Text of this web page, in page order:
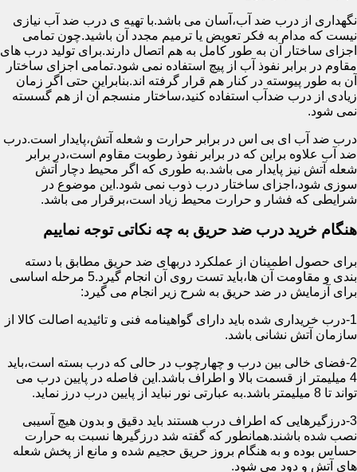
نگهداری از درب ضد آب،آسان می باشد.با تهیه ی درب ضد آب نیازی
نیست که مدام به فکر تعویض یا ترمیم مجدد آن باشید.چون تمامی
اجزای ساختار آن به طور کامل به هم اتصال دارند.برای تولید درب های
مقاوم در برابر نفوذ آب از پیچ استفاده نمی شود.تمامی اجزای ساختار
آن به طور پیوسته در کنار هم قرار گرفته اند.بنابراین حتی اگر زمان
زیادی از درب ضدآب استفاده کنید،ساختار منسجم آن از هم گسسته
نمی شود.
درب ضد آب ای بی اس در برابر حرارت و شعله آتش،پایدار است.درب
ضد آب علاوه براین که در برابر نفوذ رطوبت مقاوم است،در برابر
شعله آتش نیز پایدار می باشد.به طوری که اگر محیط دچار آتش
سوزی شود،اجزای ساختار درب ذوب نمی شود.این موضوع در
شرایطی که فشار و حرارت محیط زیاد است،برقرار می باشد.
هنگام خرید درب ضد حریق به چه نکاتی توجه نماییم
برای حصول اطمینان از عملکرد دربهای ضد حریق مطابق با دسته
بندی و مقاومت آن ها،باید تست روی آن انجام گیرد.5 مرحله اساسی
برای آزمایش در ضد حریق به شرح زیر انجام می گیرد:
1-درب خریداری شده باید دارای گواهینامه فنی و تائیدیه اصالت کالا از
سازمان آتش نشانی باشد.
2-فضای خالی بین درب و چهارچوب در حالی که درب بسته است،باید
4 میلیمتر از قسمت بالا و اطراف باشد.این فاصله در پایین درب می
تواند تا 8 میلیمتر باشد.به عبارتی نور نباید از پایین درب درز نماید.
3-درزگیرهایی که اطراف درب هستند باید دقیق و بدون هیچ آسیبی
نصب شده باشند.همانطور که گفته شد درزگیرها نسبت به حرارت
حساس بوده و به هنگام بروز حریق حجیم شده و مانع از پخش شعله
های آتش و دود می شود.